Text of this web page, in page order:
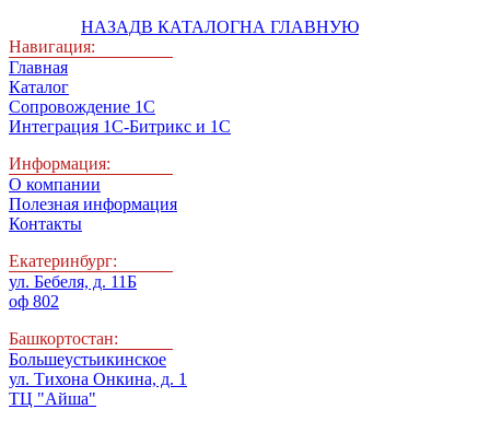
НАЗАДВ КАТАЛОГНА ГЛАВНУЮ
Навигация:
Главная
Каталог
Сопровождение 1С
Интеграция 1С-Битрикс и 1С
Информация:
О компании
Полезная информация
Контакты
Екатеринбург:
ул. Бебеля, д. 11Б
оф 802
Башкортостан:
Большеустьикинское
ул. Тихона Онкина, д. 1
ТЦ "Айша"